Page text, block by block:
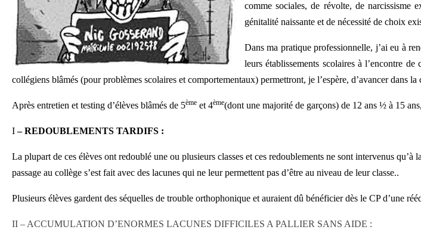
comme sociales, de révolte, de narcissisme
génitalité naissante et de nécessité de choix
Dans ma pratique professionnelle, j’ai eu à
leurs établissements scolaires à l’encontre de
collégiens blâmés (pour problèmes scolaires et comportementaux) permettront, je l’espère, d’avancer dans
Après entretien et testing d’élèves blâmés de 5ème et 4ème(dont une majorité de garçons) de 12 ans ½ à 15 ans,
I– REDOUBLEMENTS TARDIFS :
La plupart de ces élèves ont redoublé une ou plusieurs classes et ces redoublements ne sont intervenus
passage au collège s’est fait avec des lacunes qui ne leur permettent pas d’être au niveau de leur classe..
Plusieurs élèves gardent des séquelles de trouble orthophonique et auraient dû bénéficier dès le CP d’une
II – ACCUMULATION D’ENORMES LACUNES DIFFICILES A PALLIER SANS AIDE :